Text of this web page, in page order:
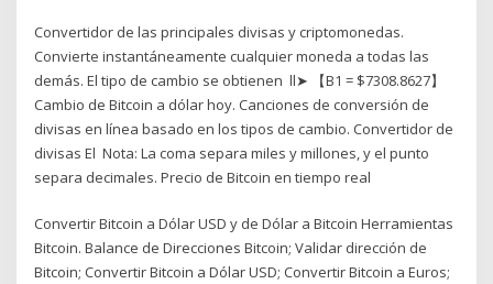
Convertidor de las principales divisas y criptomonedas.
Convierte instantáneamente cualquier moneda a todas las
demás. El tipo de cambio se obtienen ll➤ 【B1 = $7308.8627】
Cambio de Bitcoin a dólar hoy. Canciones de conversión de
divisas en línea basado en los tipos de cambio. Convertidor de
divisas El Nota: La coma separa miles y millones, y el punto
separa decimales. Precio de Bitcoin en tiempo real
Convertir Bitcoin a Dólar USD y de Dólar a Bitcoin Herramientas
Bitcoin. Balance de Direcciones Bitcoin; Validar dirección de
Bitcoin; Convertir Bitcoin a Dólar USD; Convertir Bitcoin a Euros;